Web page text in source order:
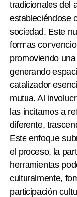
tradicionales del
estableciéndose
sociedad. Este
formas
promoviendo
generando
catalizador
mutua. Al
las incitamos a
diferente,
Este enfoque
el proceso, la
herramientas
culturalmente,
participación